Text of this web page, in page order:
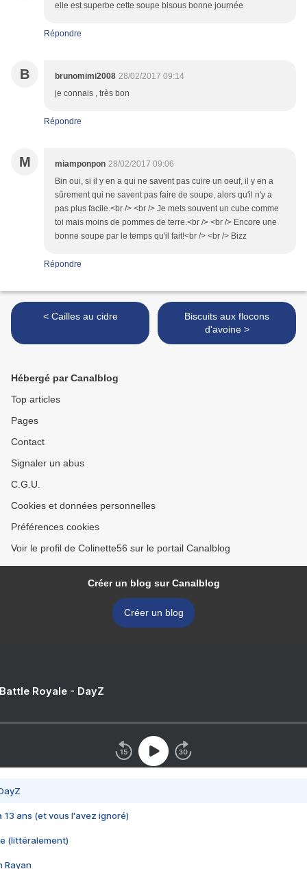
elle est superbe cette soupe bisous bonne journée
Répondre
B brunomimi2008 28/02/2017 09:14
je connais , très bon
Répondre
M miamponpon 28/02/2017 09:06
Bin oui, si il y en a qui ne savent pas cuire un oeuf, il y en a
sûrement qui ne savent pas faire de soupe, alors qu'il n'y a
pas plus facile.<br /> <br /> Je mets souvent un cube comme
toi mais moins de pommes de terre.<br /> <br /> Encore une
bonne soupe par le temps qu'il fait!<br /> <br /> Bizz
Répondre
< Cailles au cidre
Biscuits aux flocons
d'avoine >
Hébergé par Canalblog
Top articles
Pages
Contact
Signaler un abus
C.G.U.
Cookies et données personnelles
Préférences cookies
Voir le profil de Colinette56 sur le portail Canalblog
Créer un blog sur Canalblog
Créer un blog
Royale - DayZ
13 ans (et vous l'avez ignoré)
(littéralement)
Rayan